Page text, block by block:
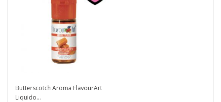
Butterscotch Aroma FlavourArt
Liquido...